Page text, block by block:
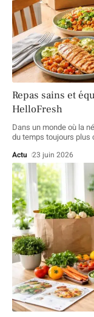
Repas sains et
HelloFresh
Dans un monde où la
du temps toujours plus
Actu 23 juin 2026